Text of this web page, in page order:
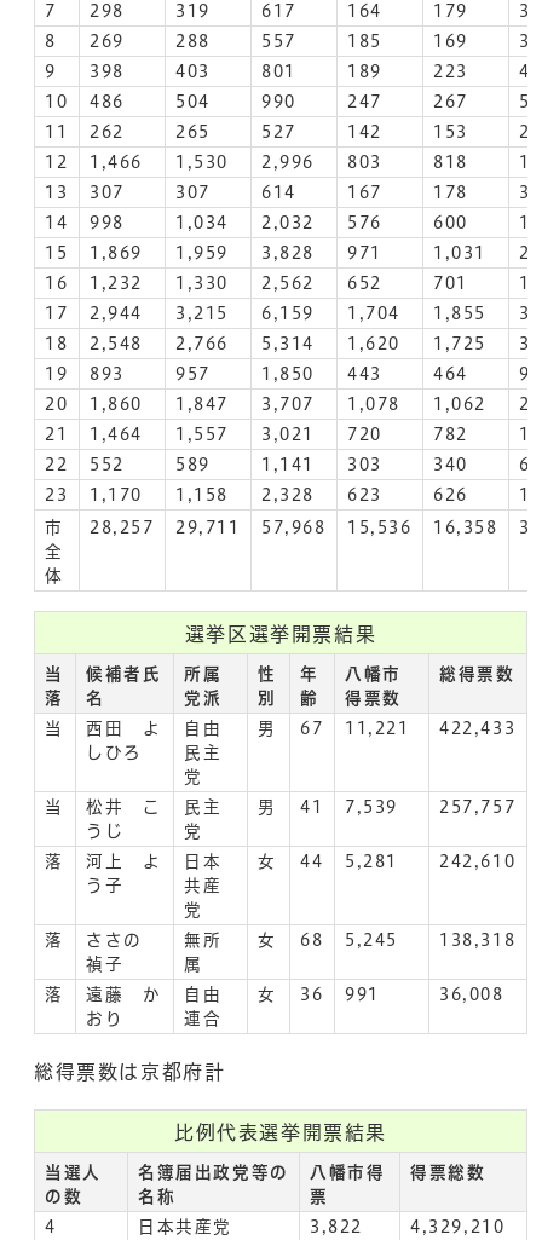
7
298 319 617 164 179
8
269 288 557 185 169
9
398 403 801 189 223
10
486 504 990 247 267
11
262 265 527 142 153
12
1,466 1,530 2,996 803 818
13
307 307 614 167 178
14
998 1,034 2,032 576 600
15
1,869 1,959 3,828 971 1,031
16
1,232 1,330 2,562 652 701
17
2,944 3,215 6,159 1,704 1,855
18
2,548 2,766 5,314 1,620 1,725
19
893 957 1,850 443 464
20
1,860 1,847 3,707 1,078 1,062
21
1,464 1,557 3,021 720 782
22
552 589 1,141 303 340
23
1,170 1,158 2,328 623 626
市
全
体
28,257 29,711 57,968 15,536 16,358
選挙区選挙開票結果
当
落
候補者氏
名
所属
党派
性
別
年
齢
八幡市
得票数
総得票数
当
西田 よ
しひろ
自由
民主
党
男 67 11,221 422,433
当
松井 こ
うじ
民主
党
男 41 7,539 257,757
落
河上 よ
う子
日本
共産
党
女 44 5,281 242,610
落
ささの
禎子
無所
属
女 68 5,245 138,318
落
遠藤 か
おり
自由
連合
女 36 991 36,008
総得票数は京都府計
比例代表選挙開票結果
当選人
の数
名簿届出政党等の
名称
八幡市得
票
得票総数
4 日本共産党 3,822
4,329,210